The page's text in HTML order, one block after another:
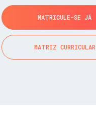
MATRICULE-SE JÁ
MATRIZ CURRICULAR